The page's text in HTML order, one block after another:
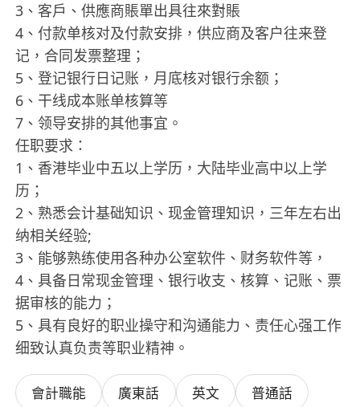
3、客戶、供應商賬單出具往來對賬
4、付款单核对及付款安排，供应商及客户往来登
记，合同发票整理；
5、登记银行日记账，月底核对银行余额；
6、干线成本账单核算等
7、领导安排的其他事宜。
任职要求：
1、香港毕业中五以上学历，大陆毕业高中以上学
历；
2、熟悉会计基础知识、现金管理知识，三年左右出
纳相关经验;
3、能够熟练使用各种办公室软件、财务软件等，
4、具备日常现金管理、银行收支、核算、记账、票
据审核的能力；
5、具有良好的职业操守和沟通能力、责任心强工作
细致认真负责等职业精神。
會計職能 廣東話 英文 普通話